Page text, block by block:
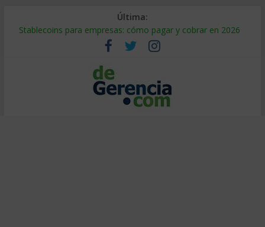
Última:
Stablecoins para empresas: cómo pagar y cobrar en 2026
Despido silencioso: qué es y por qué sale tan caro
IA en selección de personal: cómo auditarla a tiempo
Trabajo forzoso en la cadena de suministro: qué hacer
Mercado hispano de EE. UU.: cómo segmentarlo y venderle